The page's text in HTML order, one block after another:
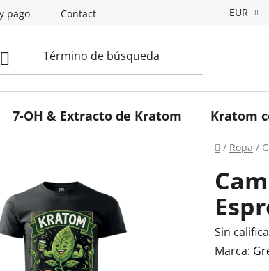
pago Contactos Programa de
EUR
7-OH & Extracto de Kratom Kratom
Inicio
/ Ropa /
La
valoración
Sin
Marca: